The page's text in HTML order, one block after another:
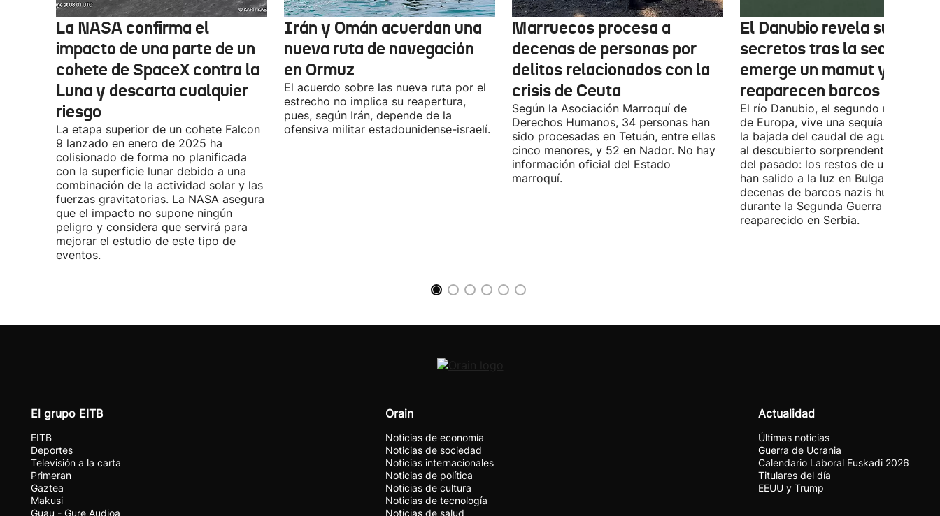
La NASA confirma el
impacto de una parte de un
cohete de SpaceX contra la
Luna y descarta cualquier
riesgo
La etapa superior de un cohete Falcon
9 lanzado en enero de 2025 ha
colisionado de forma no planificada
con la superficie lunar debido a una
combinación de la actividad solar y las
fuerzas gravitatorias. La NASA asegura
que el impacto no supone ningún
peligro y considera que servirá para
mejorar el estudio de este tipo de
eventos.
Irán y Omán acuerdan una
nueva ruta de navegación
en Ormuz
El acuerdo sobre las nueva ruta por el
estrecho no implica su reapertura,
pues, según Irán, depende de la
ofensiva militar estadounidense-israelí.
Marruecos procesa a
decenas de personas por
delitos relacionados con la
crisis de Ceuta
Según la Asociación Marroquí de
Derechos Humanos, 34 personas han
sido procesadas en Tetuán, entre ellas
cinco menores, y 52 en Nador. No hay
información oficial del Estado
marroquí.
El Danubio revela sus
secretos tras la sequía:
emerge un mamut y
reaparecen barcos nazis
El río Danubio, el segundo más largo
de Europa, vive una sequía histórica
la bajada del caudal de agua ha
al descubierto sorprendentes
del pasado: los restos de un mamut
han salido a la luz en Bulgaria y
decenas de barcos nazis hundidos
durante la Segunda Guerra Mundial
reaparecido en Serbia.
El grupo EITB
EITB
Deportes
Televisión a la carta
Primeran
Gaztea
Makusi
Guau - Gure Audioa
Orain
Noticias de economía
Noticias de sociedad
Noticias internacionales
Noticias de política
Noticias de cultura
Noticias de tecnología
Noticias de salud
Actualidad
Últimas noticias
Guerra de Ucrania
Calendario Laboral Euskadi 2026
Titulares del día
EEUU y Trump